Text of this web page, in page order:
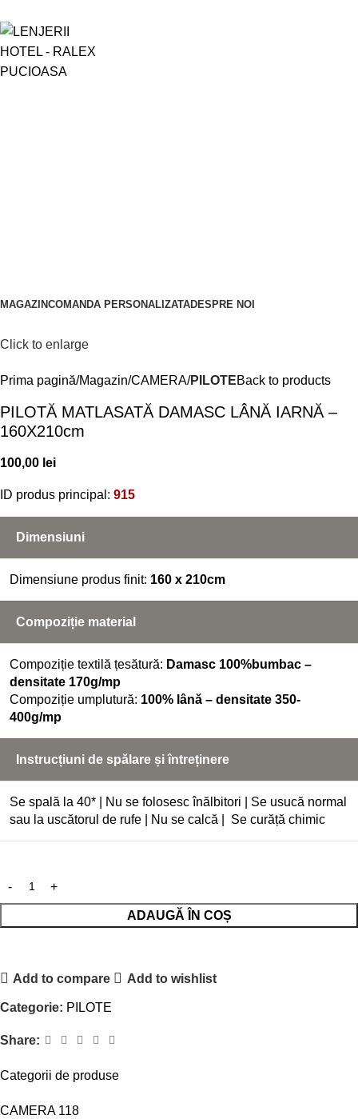
MAGAZINCOMANDA PERSONALIZATADESPRE NOI
Categorii de produse
CAMERA 118
Click to enlarge
Prima pagină Magazin CAMERA PILOTEBack to products
PILOTĂ MATLASATĂ DAMASC LÂNĂ IARNĂ –
160X210cm
100,00 lei
ID produs principal: 915
Dimensiuni
Dimensiune produs finit: 160 x 210cm
Compoziție material
Compoziție textilă țesătură: Damasc 100%bumbac –
densitate 170g/mp
Compoziție umplutură: 100% lână – densitate 350-
400g/mp
Instrucțiuni de spălare și întreținere
Se spală la 40* | Nu se folosesc înălbitori | Se usucă normal
sau la uscătorul de rufe | Nu se calcă | Se curăță chimic
ADAUGĂ ÎN COȘ
Add to compare Add to wishlist
Categorie: PILOTE
Share: